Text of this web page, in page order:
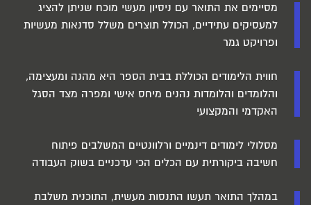
מסיימים את התואר עם ניסיון מעשי מוכח שניתן להציג
למעסיקים עתידיים, הכולל תוצרים משלל סדנאות מעשיות
ופרויקט גמר
חווית הלימודים הכוללת בבית הספר היא מהנה ומעצימה,
והלומדים והלומדות נהנים מיחס אישי ומפרה מצד הסגל
האקדמי והמקצועי
מסלולי לימודים דינמיים ורלוונטיים המשלבים פיתוח
חשיבה ביקורתית עם הכלים הכי עדכניים בשוק העבודה
במהלך התואר תעשו התנסות מעשית, התוכנית משלבת